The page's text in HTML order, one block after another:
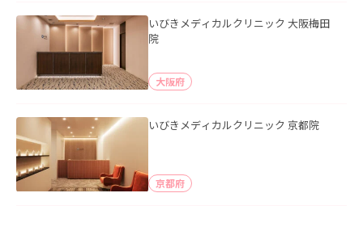
いびきメディカルクリニック 大阪梅田
院
大阪府
いびきメディカルクリニック 京都院
京都府